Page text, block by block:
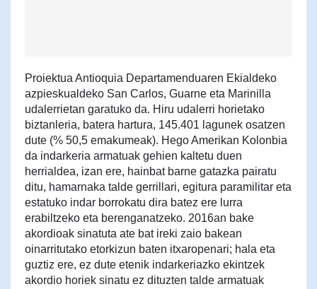
Proiektua Antioquia Departamenduaren Ekialdeko
azpieskualdeko San Carlos, Guarne eta Marinilla
udalerrietan garatuko da. Hiru udalerri horietako
biztanleria, batera hartura, 145.401 lagunek osatzen
dute (% 50,5 emakumeak). Hego Amerikan Kolonbia
da indarkeria armatuak gehien kaltetu duen
herrialdea, izan ere, hainbat barne gatazka pairatu
ditu, hamarnaka talde gerrillari, egitura paramilitar eta
estatuko indar borrokatu dira batez ere lurra
erabiltzeko eta berenganatzeko. 2016an bake
akordioak sinatuta ate bat ireki zaio bakean
oinarritutako etorkizun baten itxaropenari; hala eta
guztiz ere, ez dute etenik indarkeriazko ekintzek
akordio horiek sinatu ez dituzten talde armatuak